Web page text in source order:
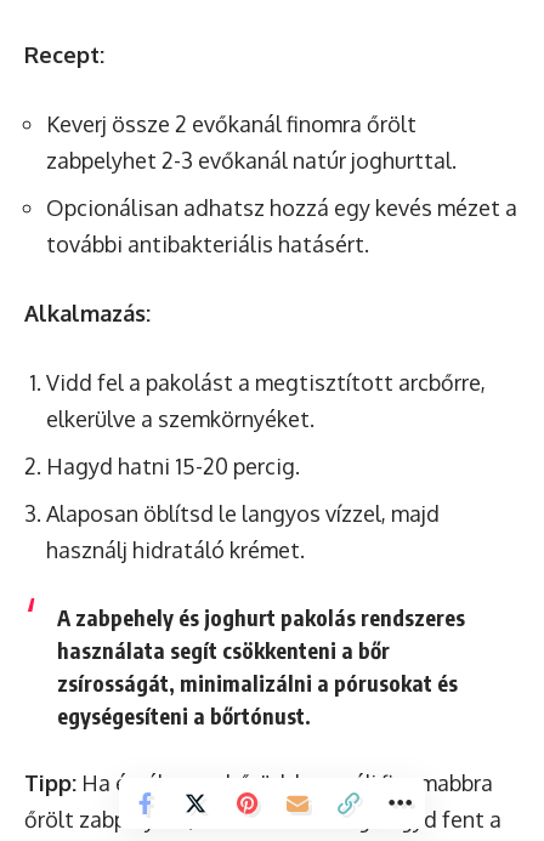
Recept:
Keverj össze 2 evőkanál finomra őrölt
zabpelyhet 2-3 evőkanál natúr joghurttal.
Opcionálisan adhatsz hozzá egy kevés mézet a
további antibakteriális hatásért.
Alkalmazás:
Vidd fel a pakolást a megtisztított arcbőrre,
elkerülve a szemkörnyéket.
Hagyd hatni 15-20 percig.
Alaposan öblítsd le langyos vízzel, majd
használj hidratáló krémet.
A zabpehely és joghurt pakolás rendszeres
használata segít csökkenteni a bőr
zsírosságát, minimalizálni a pórusokat és
egységesíteni a bőrtónust.
Tipp: Ha érzékeny a bőröd, használj finomabbra
őrölt zabpelyhet, és rövidebb ideig hagyd fent a